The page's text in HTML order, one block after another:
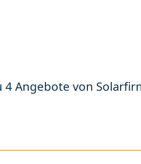
Angebote von